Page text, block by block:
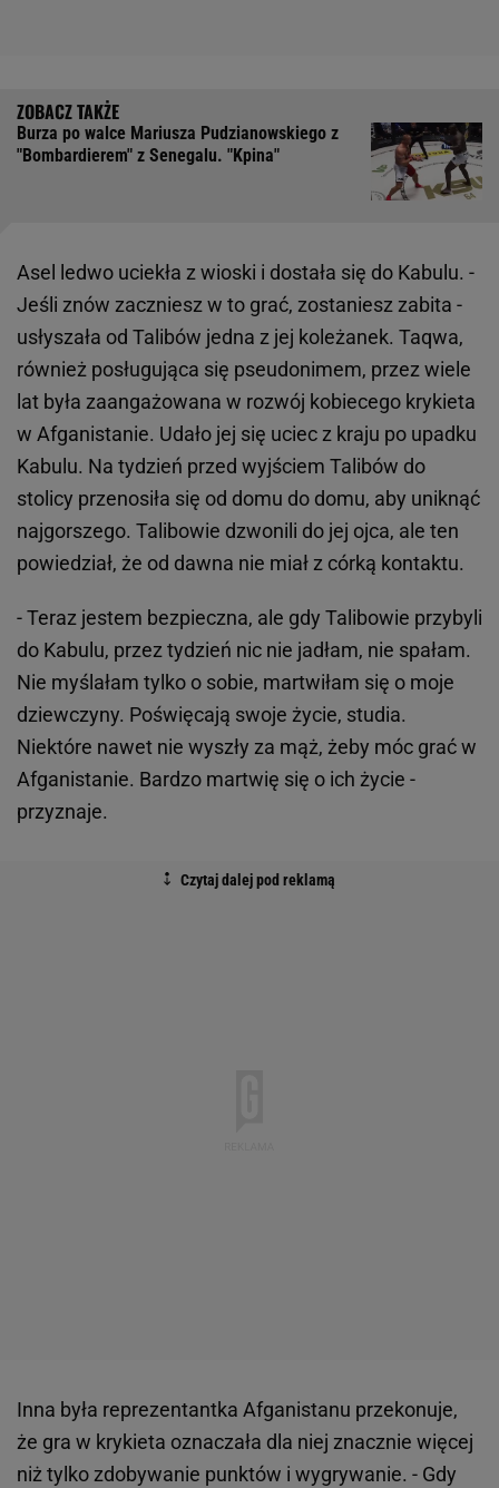
Burza po walce Mariusza Pudzianowskiego z
"Bombardierem" z Senegalu. "Kpina"
Asel ledwo uciekła z wioski i dostała się do Kabulu. -
Jeśli znów zaczniesz w to grać, zostaniesz zabita -
usłyszała od Talibów jedna z jej koleżanek. Taqwa,
również posługująca się pseudonimem, przez wiele
lat była zaangażowana w rozwój kobiecego krykieta
w Afganistanie. Udało jej się uciec z kraju po upadku
Kabulu. Na tydzień przed wyjściem Talibów do
stolicy przenosiła się od domu do domu, aby uniknąć
najgorszego. Talibowie dzwonili do jej ojca, ale ten
powiedział, że od dawna nie miał z córką kontaktu.
- Teraz jestem bezpieczna, ale gdy Talibowie przybyli
do Kabulu, przez tydzień nic nie jadłam, nie spałam.
Nie myślałam tylko o sobie, martwiłam się o moje
dziewczyny. Poświęcają swoje życie, studia.
Niektóre nawet nie wyszły za mąż, żeby móc grać w
Afganistanie. Bardzo martwię się o ich życie -
przyznaje.
Inna była reprezentantka Afganistanu przekonuje,
że gra w krykieta oznaczała dla niej znacznie więcej
niż tylko zdobywanie punktów i wygrywanie. - Gdy